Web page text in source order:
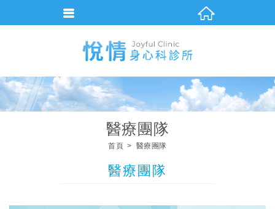
醫療團隊
首頁 醫療團隊
醫療團隊